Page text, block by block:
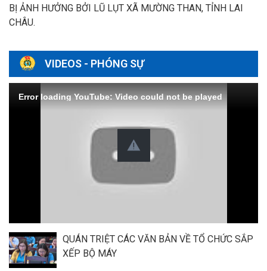
BỊ ẢNH HƯỞNG BỞI LŨ LỤT XÃ MƯỜNG THAN, TỈNH LAI
CHÂU.
VIDEOS - PHÓNG SỰ
Error loading YouTube: Video could not be played
QUÁN TRIỆT CÁC VĂN BẢN VỀ TỔ CHỨC SẮP
XẾP BỘ MÁY